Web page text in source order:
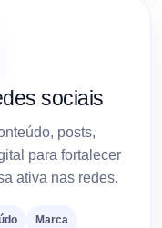
sociais
posts,
para fortalecer
ativa nas redes.
Marca